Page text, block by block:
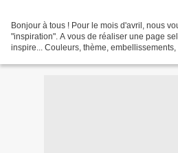
Bonjour à tous ! Pour le mois d'avril, nous
"inspiration". A vous de réaliser une page
inspire... Couleurs, thème,